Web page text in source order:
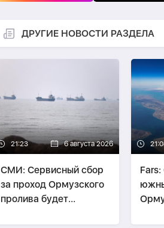
ДРУГИЕ НОВОСТИ РАЗДЕЛА
21:23 6 августа 2026
СМИ: Сервисный сбор
за проход Ормузского
пролива будет